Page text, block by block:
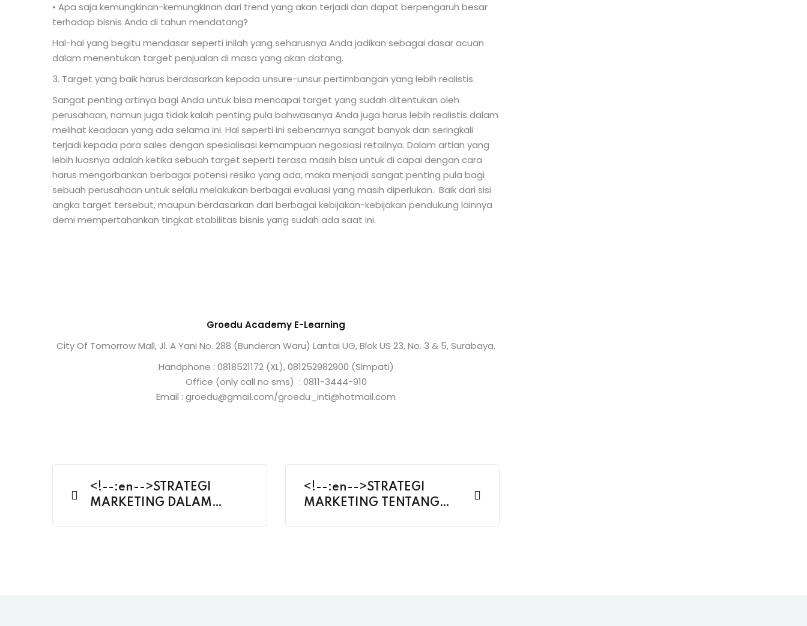
• Apa saja kemungkinan-kemungkinan dari trend yang akan terjadi dan dapat berpengaruh besar
terhadap bisnis Anda di tahun mendatang?
Hal-hal yang begitu mendasar seperti inilah yang seharusnya Anda jadikan sebagai dasar acuan
dalam menentukan target penjualan di masa yang akan datang.
3. Target yang baik harus berdasarkan kepada unsure-unsur pertimbangan yang lebih realistis.
Sangat penting artinya bagi Anda untuk bisa mencapai target yang sudah ditentukan oleh
perusahaan, namun juga tidak kalah penting pula bahwasanya Anda juga harus lebih realistis dalam
melihat keadaan yang ada selama ini. Hal seperti ini sebenarnya sangat banyak dan seringkali
terjadi kepada para sales dengan spesialisasi kemampuan negosiasi retailnya. Dalam artian yang
lebih luasnya adalah ketika sebuah target seperti terasa masih bisa untuk di capai dengan cara
harus mengorbankan berbagai potensi resiko yang ada, maka menjadi sangat penting pula bagi
sebuah perusahaan untuk selalu melakukan berbagai evaluasi yang masih diperlukan. Baik dari sisi
angka target tersebut, maupun berdasarkan dari berbagai kebijakan-kebijakan pendukung lainnya
demi mempertahankan tingkat stabilitas bisnis yang sudah ada saat ini.
Groedu Academy E-Learning
City Of Tomorrow Mall, Jl. A Yani No. 288 (Bunderan Waru) Lantai UG, Blok US 23, No. 3 & 5, Surabaya.
Handphone : 0818521172 (XL), 081252982900 (Simpati)
Office (only call no sms) : 0811-3444-910
Email : groedu@gmail.com/groedu_inti@hotmail.com
<!--:en-->STRATEGI
MARKETING DALAM
<!--:en-->STRATEGI
MARKETING TENTANG